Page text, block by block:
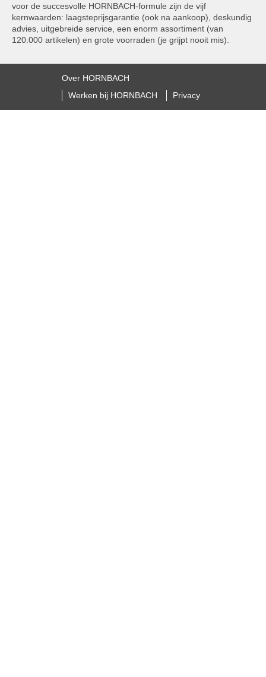
voor de succesvolle HORNBACH-formule zijn de vijf
kernwaarden: laagsteprijsgarantie (ook na aankoop), deskundig
advies, uitgebreide service, een enorm assortiment (van
120.000 artikelen) en grote voorraden (je grijpt nooit mis).
Over HORNBACH
Werken bij HORNBACH
Privacy